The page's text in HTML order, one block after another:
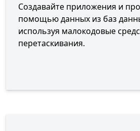
Создавайте приложения и
помощью данных из баз
используя малокодовые
перетаскивания.